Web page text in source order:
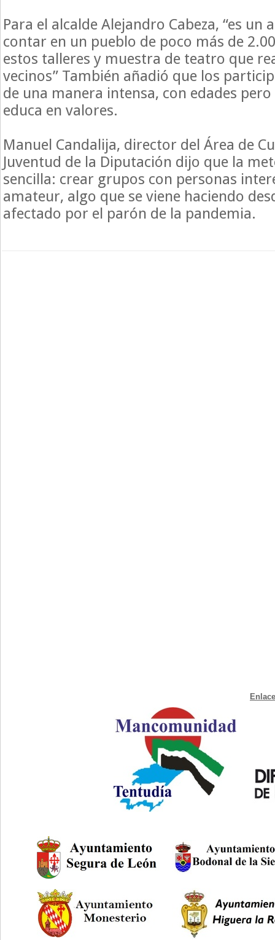
Para el alcalde Alejandro Cabeza, “es un
contar en un pueblo de poco más de
estos talleres y muestra de teatro que
vecinos” También añadió que los
de una manera intensa, con edades
educa en valores.
Manuel Candalija, director del Área de
Juventud de la Diputación dijo que la
sencilla: crear grupos con personas
amateur, algo que se viene haciendo
afectado por el parón de la pandemia.